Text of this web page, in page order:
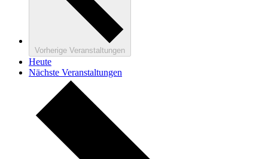
Vorherige Veranstaltungen
Heute
Nächste Veranstaltungen